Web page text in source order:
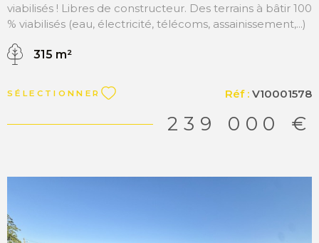
viabilisés ! Libres de constructeur. Des terrains à bâtir 100
% viabilisés (eau, électricité, télécoms, assainissement,...)
choisir votre architecte ou constructeur CES de 100m²
idéalement situé Une commune dynamique, à
proximité des commodités et des grands axes
Construisez la maison de vos rêves dans un
environnement privilégié ! Que vous soyez primo-
Plusieurs tailles de parcelles disponibles. Pour toutes
nous !
315 m²
SÉLECTIONNER Réf : V10001578
239 000 €